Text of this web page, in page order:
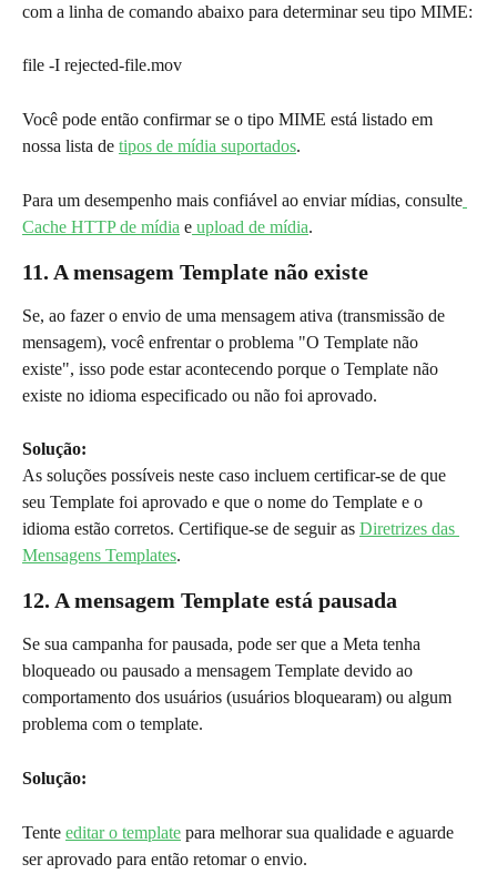
com a linha de comando abaixo para determinar seu tipo MIME:
file -I rejected-file.mov
Você pode então confirmar se o tipo MIME está listado em
nossa lista de tipos de mídia suportados.
Para um desempenho mais confiável ao enviar mídias, consulte
Cache HTTP de mídia e upload de mídia.
11. A mensagem Template não existe
Se, ao fazer o envio de uma mensagem ativa (transmissão de
mensagem), você enfrentar o problema "O Template não
existe", isso pode estar acontecendo porque o Template não
existe no idioma especificado ou não foi aprovado.
Solução:
As soluções possíveis neste caso incluem certificar-se de que
seu Template foi aprovado e que o nome do Template e o
idioma estão corretos. Certifique-se de seguir as Diretrizes das
Mensagens Templates.
12. A mensagem Template está pausada
Se sua campanha for pausada, pode ser que a Meta tenha
bloqueado ou pausado a mensagem Template devido ao
comportamento dos usuários (usuários bloquearam) ou algum
problema com o template.
Solução:
Tente editar o template para melhorar sua qualidade e aguarde
ser aprovado para então retomar o envio.